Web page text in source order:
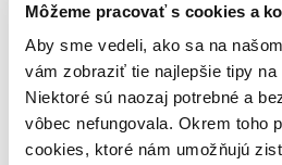
Môžeme pracovať s cookies a
Aby sme vedeli, ako sa na
vám zobraziť tie najlepšie tipy
Niektoré sú naozaj potrebné a
vôbec nefungovala. Okrem toho
cookies, ktoré nám umožňujú
horory (898 titulov)horory898
thrillery (310 titulov)thrillery
fantasy (252 titulov) fantasy
soft sci-fi (144 titulov)
soft sci-fi
dark fantasy (95 titulov) dark
detektívky (65 titulov)
sci-fi (65 titulov)sci-fi65